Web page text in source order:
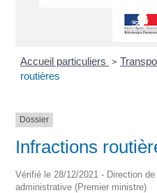
Accueil particuliers >
routières
Dossier
Infractions
Vérifié le 28/12/2021 - Direction
administrative (Premier ministre)